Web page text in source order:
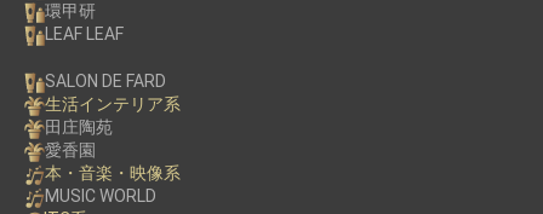
環甲研
LEAF LEAF
SALON DE FARD
生活インテリア系
田庄陶苑
愛香園
本・音楽・映像系
MUSIC WORLD